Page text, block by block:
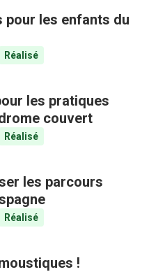
les enfants du
Réalisé
les pratiques
couvert
Réalisé
les parcours
Réalisé
!